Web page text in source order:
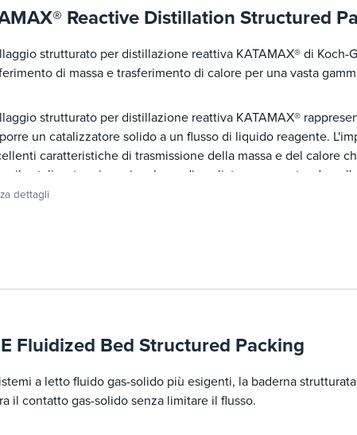
Reactive Distillation Structured
strutturato per distillazione reattiva KATAMAX® di
di massa e trasferimento di calore per una vasta
strutturato per distillazione reattiva KATAMAX®
un catalizzatore solido a un flusso di liquido reagente.
caratteristiche di trasmissione della massa e del calore
il catalizzatore in un involucro di vagliatura consentendone
per ogni applicazione viene fornito come specificato.
dettagli
Fluidized Bed Structured Packing
a letto fluido gas-solido più esigenti, la baderna
il contatto gas-solido senza limitare il flusso.